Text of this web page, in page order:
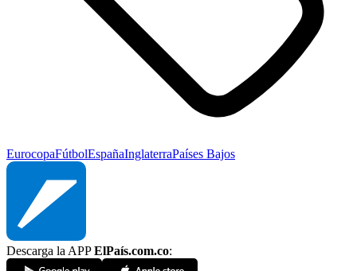
EurocopaFútbolEspañaInglaterraPaíses Bajos
Descarga la APPElPaís.com.co: